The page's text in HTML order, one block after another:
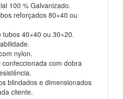
100 % Galvanizado.
reforçados 80×40 ou
40×40 ou 30×20.
nylon.
com dobra
blindados e dimensionados
cliente.